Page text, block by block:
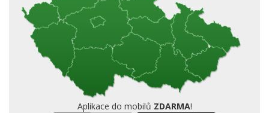
Aplikace do mobilů ZDARMA!